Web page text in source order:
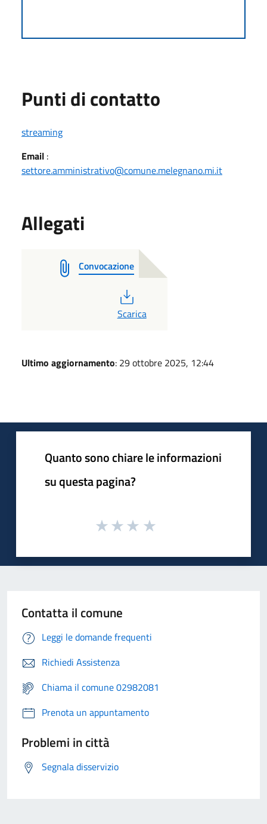
Punti di contatto
streaming
Email :
settore.amministrativo@comune.melegnano.mi.it
Allegati
Convocazione
PDF
Scarica
Ultimo aggiornamento: 29 ottobre 2025, 12:44
Quanto sono chiare le informazioni
su questa pagina?
Contatta il comune
Leggi le domande frequenti
Richiedi Assistenza
Chiama il comune 02982081
Prenota un appuntamento
Problemi in città
Segnala disservizio